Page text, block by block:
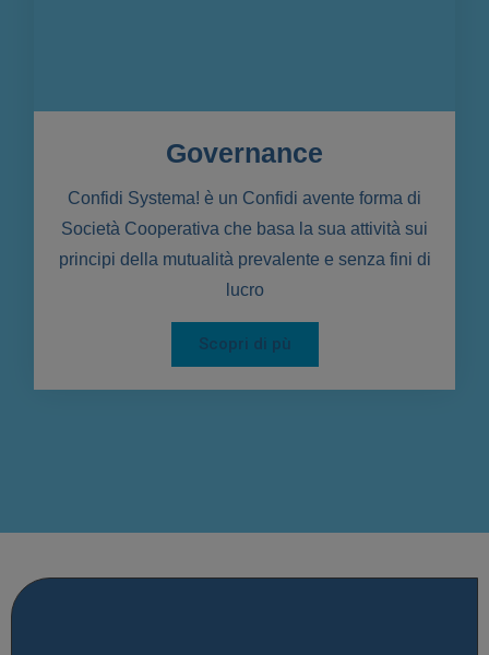
Governance
Confidi Systema! è un Confidi avente forma di
Società Cooperativa che basa la sua attività sui
principi della mutualità prevalente e senza fini di
lucro
Scopri di pù